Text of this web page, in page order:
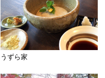
うずら家